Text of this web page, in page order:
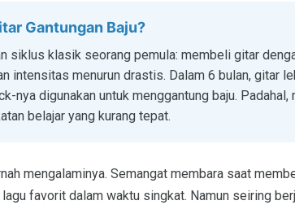
Gantungan Baju?
siklus klasik seorang pemula: membeli gitar
intensitas menurun drastis. Dalam 6 bulan, gitar
nya digunakan untuk menggantung baju.
belajar yang kurang tepat.
mengalaminya. Semangat membara saat
favorit dalam waktu singkat. Namun seiring